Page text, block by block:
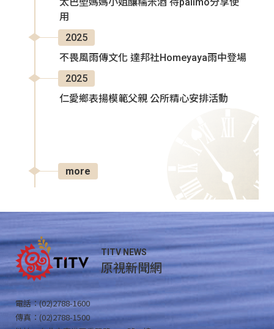
用
2025
不畏風雨傳文化 達邦社Homeyaya雨中登場
2025
仁愛鄉表揚模範父親 公所精心安排活動
more
TITV NEWS
原視新聞網
電話：(02)2788-1600
傳真：(02)2788-1500